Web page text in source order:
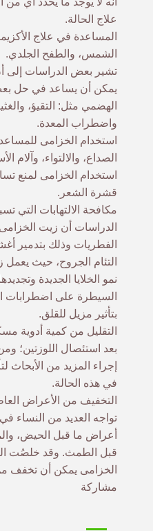
علاج الحالة.
المساعدة في علاج
الشمس، والطفح الجلدي.
تشير بعض الدراسات إلى
يمكن أن يساعد في حل
الهضمي مثل: التقيؤ،
واضطراب المعدة.
استخدام الخزامى
الصداع، والالتواء، وآلام
استخدام الخزامى لمنع
قشرة الشعر.
مكافحة الالتهابات التي
الدراسات أن زيت
الفطريات وذلك بتدمير
التئام الجروح، حيث
نمو الخلايا الجديدة
السيطرة على اضطرابات
بتأثير مزيل للقلق.
التقليل من كمية أدوية
بعد استئصال اللوزتين؛
إجراء المزيد من الأبحاث
في هذه الحالة.
التخفيف من الأعراض
تواجه العديد من النساء
أعراض ما قبل الحيض،
قبل الطمث. وقد خلصُت
الخزامى يمكن أن تخفف
مشاركة